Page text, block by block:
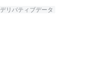
デリバティブデータ